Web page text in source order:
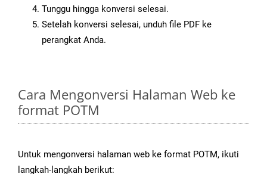
Tunggu hingga konversi selesai.
Setelah konversi selesai, unduh file PDF ke
perangkat Anda.
Cara Mengonversi Halaman Web ke
format POTM
Untuk mengonversi halaman web ke format POTM, ikuti
langkah-langkah berikut: